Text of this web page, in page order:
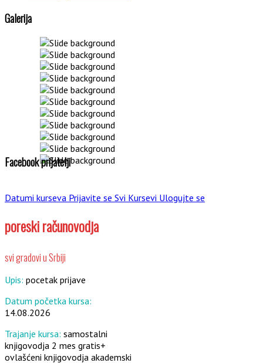
Galerija
Facebook prijatelji
Datumi kurseva Prijavite se Svi Kursevi Ulogujte se
poreski računovodja
svi gradovi u Srbiji
Upis: pocetak prijave
Datum početka kursa:
14.08.2026
Trajanje kursa: samostalni
knjigovodja 2 mes gratis+
ovlašćeni knjigovodja akademski